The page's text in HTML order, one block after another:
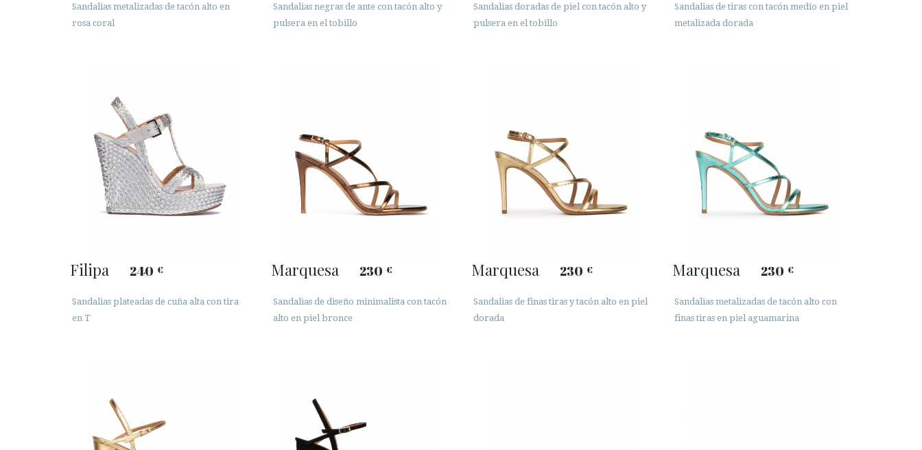
Sandalias metalizadas de tacón alto en
rosa coral
Sandalias negras de ante con tacón alto y
pulsera en el tobillo
Sandalias doradas de piel con tacón alto y
pulsera en el tobillo
Sandalias de tiras con tacón medio en piel
metalizada dorada
Filipa 240 €
Sandalias plateadas de cuña alta con tira
en T
Marquesa 230 €
Sandalias de diseño minimalista con tacón
alto en piel bronce
Marquesa 230 €
Sandalias de finas tiras y tacón alto en piel
dorada
Marquesa 230 €
Sandalias metalizadas de tacón alto con
finas tiras en piel aguamarina